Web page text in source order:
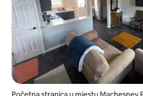
Početna stranica u mjestu Machesney